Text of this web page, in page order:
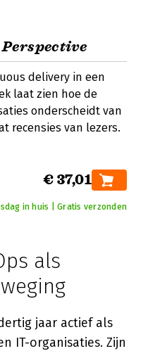
Perspective
delivery in een
laat zien hoe de
onderscheidt van
recensies van lezers.
€ 37,01
in huis | Gratis verzonden
als
jaar actief als
IT-organisaties. Zijn